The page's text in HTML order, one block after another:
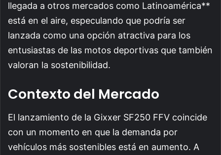
llegada a otros mercados como Latinoamérica**
está en el aire, especulando que podría ser
lanzada como una opción atractiva para los
entusiastas de las motos deportivas que también
valoran la sostenibilidad.
Contexto del Mercado
El lanzamiento de la Gixxer SF250 FFV coincide
con un momento en que la demanda por
vehículos más sostenibles está en aumento. A